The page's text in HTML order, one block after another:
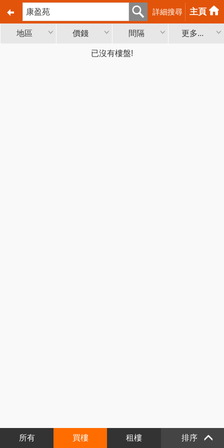
詳細搜尋 主頁
地區 價錢 間隔 更多...
已沒有樓盤!
所有 買樓 租樓 排序